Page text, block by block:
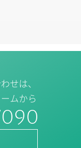
せは、
ムから